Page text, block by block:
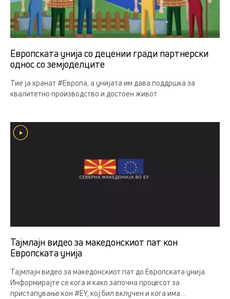
Европската унија со децении гради партнерски
однос со земјоделцитe
Тие ја хранат #Европа, а унијата им дава поддршка за
квалитетно производство и достоен живот
Тајмлајн видео за македонскиот пат кон
Европската унија
Тајмлајн видео за македонскиот пат до Европската унија.
Информирајте се кога и како започна процесот за
пристапување кон #ЕУ, кој бил вклучен и кога има ...